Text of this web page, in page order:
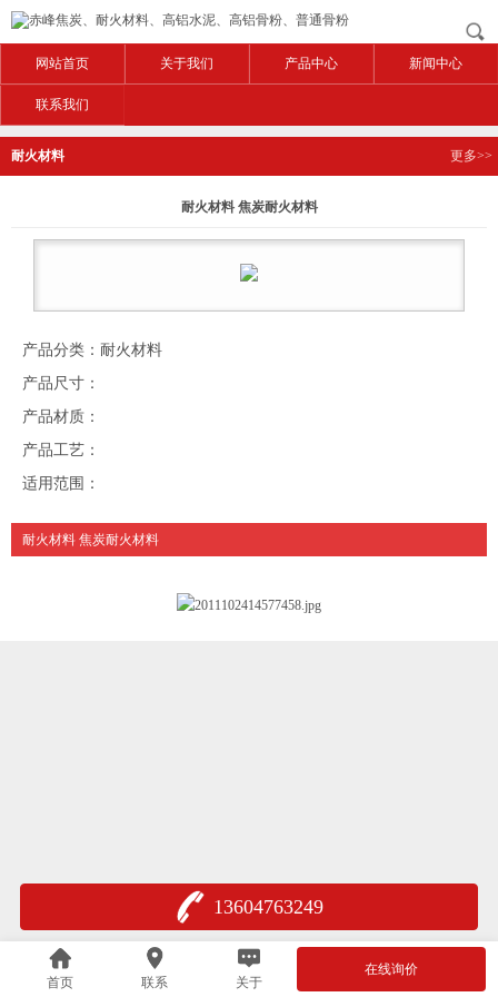
网站首页 关于我们 产品中心 新闻中心
联系我们
耐火材料 更多>>
耐火材料 焦炭耐火材料
产品分类：耐火材料
产品尺寸：
产品材质：
产品工艺：
适用范围：
耐火材料 焦炭耐火材料
13604763249
首页 联系 关于
在线询价